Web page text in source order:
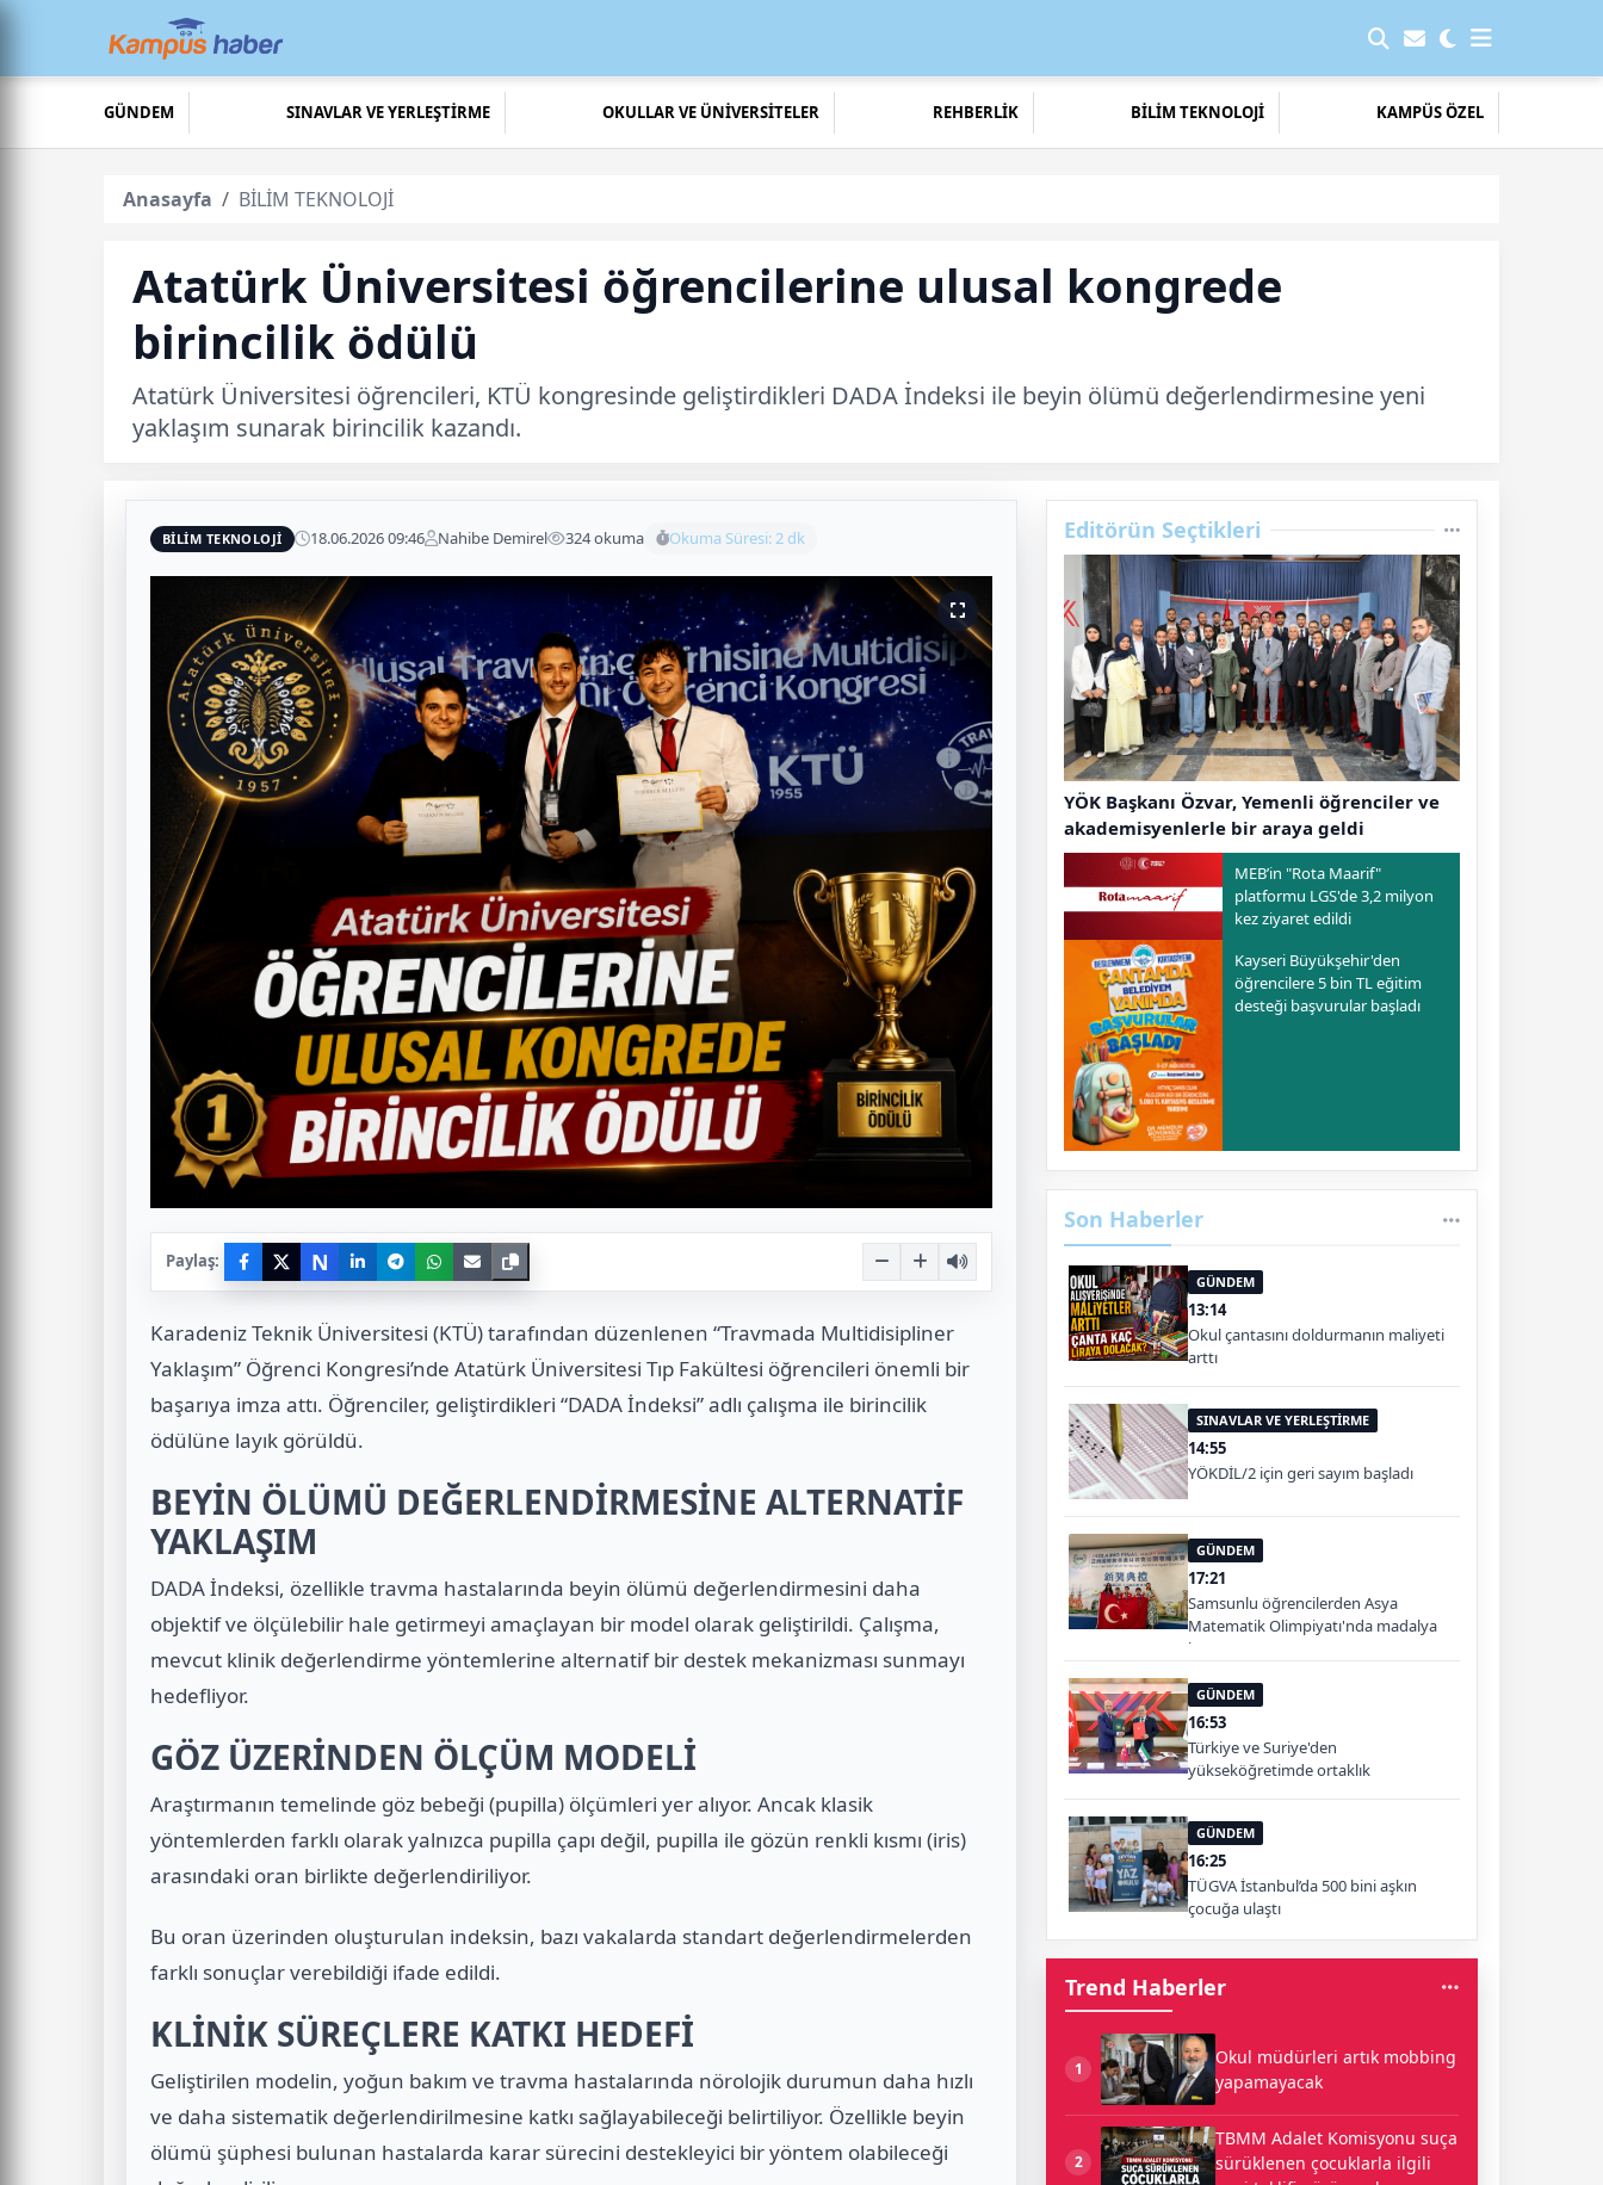
GÜNDEM SINAVLAR VE YERLEŞTİRME OKULLAR VE ÜNİVERSİTELER REHBERLİK BİLİM TEKNOLOJİ KAMPÜS ÖZEL
Anasayfa BİLİM TEKNOLOJİ
Atatürk Üniversitesi öğrencilerine ulusal kongrede
birincilik ödülü
Atatürk Üniversitesi öğrencileri, KTÜ kongresinde geliştirdikleri DADA İndeksi ile beyin ölümü değerlendirmesine yeni
yaklaşım sunarak birincilik kazandı.
BİLİM TEKNOLOJİ 18.06.2026 09:46 Nahibe Demirel 324 okuma Okuma Süresi: 2 dk
Paylaş: N
Karadeniz Teknik Üniversitesi (KTÜ) tarafından düzenlenen “Travmada Multidisipliner
Yaklaşım” Öğrenci Kongresi’nde Atatürk Üniversitesi Tıp Fakültesi öğrencileri önemli bir
başarıya imza attı. Öğrenciler, geliştirdikleri “DADA İndeksi” adlı çalışma ile birincilik
ödülüne layık görüldü.
BEYİN ÖLÜMÜ DEĞERLENDİRMESİNE ALTERNATİF
YAKLAŞIM
DADA İndeksi, özellikle travma hastalarında beyin ölümü değerlendirmesini daha
objektif ve ölçülebilir hale getirmeyi amaçlayan bir model olarak geliştirildi. Çalışma,
mevcut klinik değerlendirme yöntemlerine alternatif bir destek mekanizması sunmayı
hedefliyor.
GÖZ ÜZERİNDEN ÖLÇÜM MODELİ
Araştırmanın temelinde göz bebeği (pupilla) ölçümleri yer alıyor. Ancak klasik
yöntemlerden farklı olarak yalnızca pupilla çapı değil, pupilla ile gözün renkli kısmı (iris)
arasındaki oran birlikte değerlendiriliyor.
Bu oran üzerinden oluşturulan indeksin, bazı vakalarda standart değerlendirmelerden
farklı sonuçlar verebildiği ifade edildi.
KLİNİK SÜREÇLERE KATKI HEDEFİ
Geliştirilen modelin, yoğun bakım ve travma hastalarında nörolojik durumun daha hızlı
ve daha sistematik değerlendirilmesine katkı sağlayabileceği belirtiliyor. Özellikle beyin
ölümü şüphesi bulunan hastalarda karar sürecini destekleyici bir yöntem olabileceği
Editörün Seçtikleri
YÖK Başkanı Özvar, Yemenli öğrenciler ve
akademisyenlerle bir araya geldi
MEB’in "Rota Maarif"
platformu LGS'de 3,2 milyon
kez ziyaret edildi
Kayseri Büyükşehir'den
öğrencilere 5 bin TL eğitim
desteği başvurular başladı
Son Haberler
GÜNDEM
13:14
Okul çantasını doldurmanın maliyeti
arttı
SINAVLAR VE YERLEŞTİRME
14:55
YÖKDİL/2 için geri sayım başladı
GÜNDEM
17:21
Samsunlu öğrencilerden Asya
Matematik Olimpiyatı'nda madalya
başarısı
GÜNDEM
16:53
Türkiye ve Suriye'den
yükseköğretimde ortaklık
GÜNDEM
16:25
TÜGVA İstanbul’da 500 bini aşkın
çocuğa ulaştı
Trend Haberler
1
Okul müdürleri artık mobbing
yapamayacak
2
TBMM Adalet Komisyonu suça
sürüklenen çocuklarla ilgili